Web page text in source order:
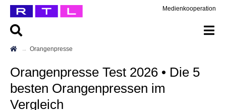
Medienkooperation
Orangenpresse
Orangenpresse Test 2026 • Die 5
besten Orangenpressen im
Vergleich